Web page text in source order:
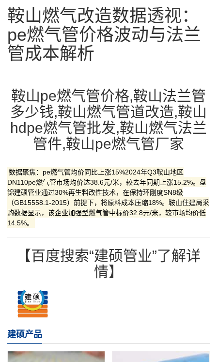
鞍山燃气改造数据透视：
pe燃气管价格波动与法兰
管成本解析
鞍山pe燃气管价格,鞍山法兰管
多少钱,鞍山燃气管道改造,鞍山
hdpe燃气管批发,鞍山燃气法兰
管件,鞍山pe燃气管厂家
数据聚焦：pe燃气管均价同比上涨15%​​2024年Q3鞍山地区​​
DN110pe燃气管​​市场均价达38.6元/米，较去年同期上涨15.2%。盘
锦建硕管业通过​​30%再生料改性技术​​，在保持环刚度SN8级
（GB15558.1-2015）前提下，将原料成本压缩18%。鞍山住建局采
购数据显示，该企业​​加强型燃气管​​中标价32.8元/米，较市场均价低
14.5%。
【百度搜索“建硕管业”了解详
情】
建硕产品